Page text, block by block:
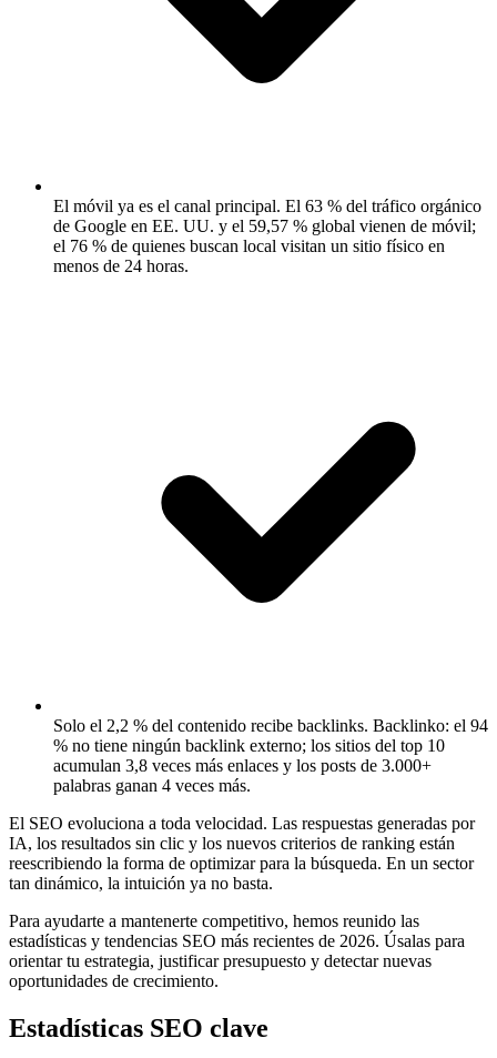
El móvil ya es el canal principal. El 63 % del tráfico orgánico
de Google en EE. UU. y el 59,57 % global vienen de móvil;
el 76 % de quienes buscan local visitan un sitio físico en
menos de 24 horas.
Solo el 2,2 % del contenido recibe backlinks. Backlinko: el 94
% no tiene ningún backlink externo; los sitios del top 10
acumulan 3,8 veces más enlaces y los posts de 3.000+
palabras ganan 4 veces más.
El SEO evoluciona a toda velocidad. Las respuestas generadas por
IA, los resultados sin clic y los nuevos criterios de ranking están
reescribiendo la forma de optimizar para la búsqueda. En un sector
tan dinámico, la intuición ya no basta.
Para ayudarte a mantenerte competitivo, hemos reunido las
estadísticas y tendencias SEO más recientes de 2026. Úsalas para
orientar tu estrategia, justificar presupuesto y detectar nuevas
oportunidades de crecimiento.
Estadísticas SEO clave